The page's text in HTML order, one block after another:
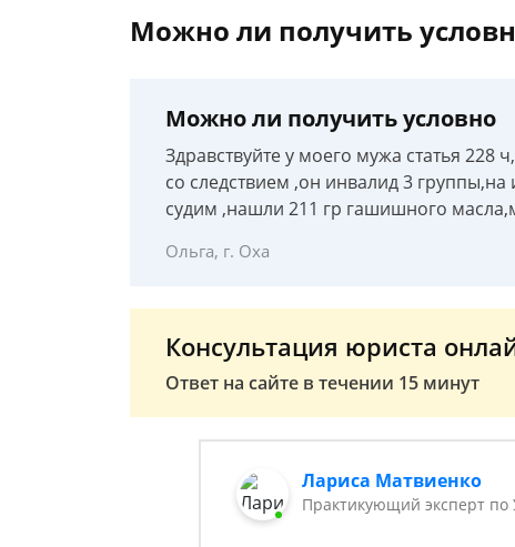
Можно ли получить
Можно ли получить условно
Здравствуйте у моего мужа статья 228
со следствием ,он инвалид 3
судим ,нашли 211 гр гашишного
Ольга, г. Оха
Консультация юриста
Ответ на сайте в течении 15 минут
Лариса Матвиенко
Практикующий эксперт